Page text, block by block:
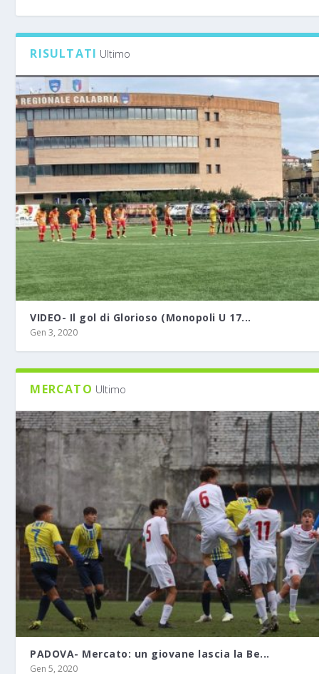
RISULTATI Ultimo
VIDEO- Il gol di Glorioso (Monopoli U 17...
Gen 3, 2020
MERCATO Ultimo
PADOVA- Mercato: un giovane lascia la Be...
Gen 5, 2020